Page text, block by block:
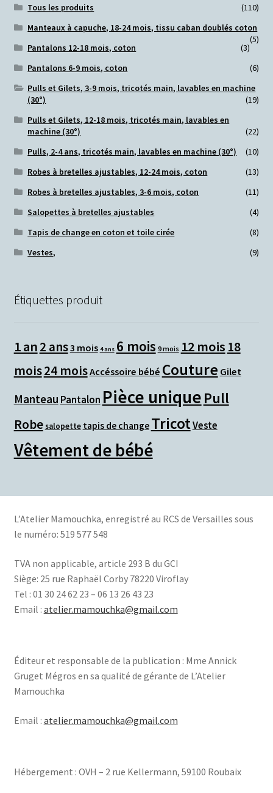
Tous les produits
(110)
Manteaux à capuche, 18-24 mois, tissu caban doublés coton
(5)
Pantalons 12-18 mois, coton
(3)
Pantalons 6-9 mois, coton
(6)
Pulls et Gilets, 3-9 mois, tricotés main, lavables en machine
(30°)
(19)
Pulls et Gilets, 12-18 mois, tricotés main, lavables en
machine (30°)
(22)
Pulls, 2-4 ans, tricotés main, lavables en machine (30°)
(10)
Robes à bretelles ajustables, 12-24 mois, coton
(13)
Robes à bretelles ajustables, 3-6 mois, coton
(11)
Salopettes à bretelles ajustables
(4)
Tapis de change en coton et toile cirée
(8)
Vestes,
(9)
Étiquettes produit
1 an2 ans3 mois 4 ans 6 mois 9 mois 12 mois 18
mois24 moisAccéssoire bébé Couture Gilet
Manteau Pantalon Pièce uniquePull
Robe salopette tapis de change TricotVeste
Vêtement de bébé
L’Atelier Mamouchka, enregistré au RCS de Versailles sous
le numéro: 519 577 548
TVA non applicable, article 293 B du GCI
Siège: 25 rue Raphaël Corby 78220 Viroflay
Tel : 01 30 24 62 23 – 06 13 26 43 23
Email : atelier.mamouchka@gmail.com
Éditeur et responsable de la publication : Mme Annick
Gruget Mégros en sa qualité de gérante de L’Atelier
Mamouchka
Email : atelier.mamouchka@gmail.com
Hébergement : OVH – 2 rue Kellermann, 59100 Roubaix